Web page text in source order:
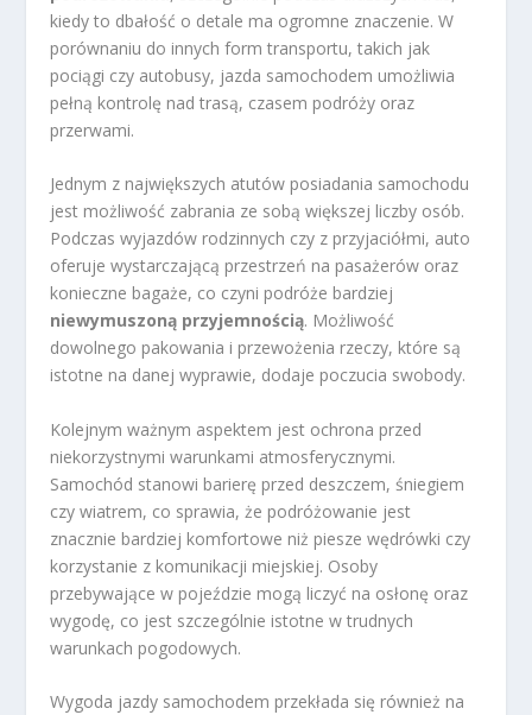
kiedy to dbałość o detale ma ogromne znaczenie. W
porównaniu do innych form transportu, takich jak
pociągi czy autobusy, jazda samochodem umożliwia
pełną kontrolę nad trasą, czasem podróży oraz
przerwami.
Jednym z największych atutów posiadania samochodu
jest możliwość zabrania ze sobą większej liczby osób.
Podczas wyjazdów rodzinnych czy z przyjaciółmi, auto
oferuje wystarczającą przestrzeń na pasażerów oraz
konieczne bagaże, co czyni podróże bardziej
niewymuszoną przyjemnością. Możliwość
dowolnego pakowania i przewożenia rzeczy, które są
istotne na danej wyprawie, dodaje poczucia swobody.
Kolejnym ważnym aspektem jest ochrona przed
niekorzystnymi warunkami atmosferycznymi.
Samochód stanowi barierę przed deszczem, śniegiem
czy wiatrem, co sprawia, że podróżowanie jest
znacznie bardziej komfortowe niż piesze wędrówki czy
korzystanie z komunikacji miejskiej. Osoby
przebywające w pojeździe mogą liczyć na osłonę oraz
wygodę, co jest szczególnie istotne w trudnych
warunkach pogodowych.
Wygoda jazdy samochodem przekłada się również na